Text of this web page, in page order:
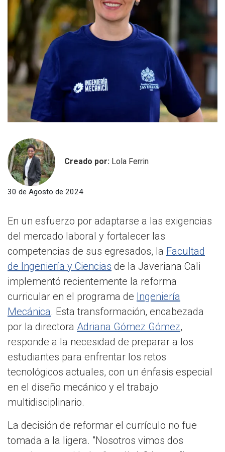
Creado por: Lola Ferrin
30 de Agosto de 2024
En un esfuerzo por adaptarse a las exigencias
del mercado laboral y fortalecer las
competencias de sus egresados, la Facultad
de Ingeniería y Ciencias de la Javeriana Cali
implementó recientemente la reforma
curricular en el programa de Ingeniería
Mecánica. Esta transformación, encabezada
por la directora Adriana Gómez Gómez,
responde a la necesidad de preparar a los
estudiantes para enfrentar los retos
tecnológicos actuales, con un énfasis especial
en el diseño mecánico y el trabajo
multidisciplinario.
La decisión de reformar el currículo no fue
tomada a la ligera. "Nosotros vimos dos